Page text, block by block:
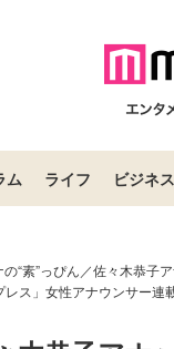
ム ライフ ビジネス
“素”っぴん／佐々木恭子
ス」女性アナウンサー連載